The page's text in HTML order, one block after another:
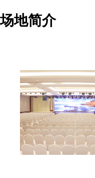
场地简介